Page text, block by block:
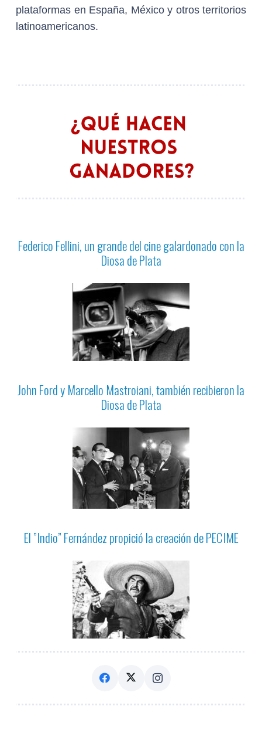
plataformas en España, México y otros territorios
latinoamericanos.
Federico Fellini, un grande del cine galardonado con la
Diosa de Plata
John Ford y Marcello Mastroiani, también recibieron la
Diosa de Plata
El ”Indio” Fernández propició la creación de PECIME